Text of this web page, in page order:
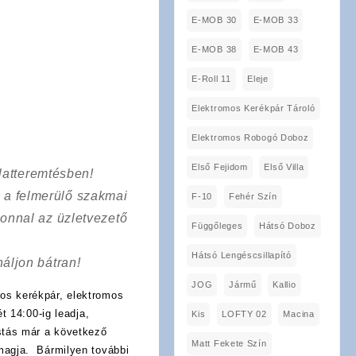
felmerülő szakmai
az üzletvezető
bátran!
kerékpár, elektromos
14:00-ig leadja,
már a következő
Bármilyen további
E-MOB 30 E-MOB 33
E-MOB 38 E-MOB 43
E-Roll 11 Eleje
Elektromos Kerékpár Tároló
Elektromos Robogó Doboz
Első Fejidom Első Villa
F-10 Fehér Szín
Függőleges Hátsó Doboz
Hátsó Lengéscsillapító
JOG Jármű Kallio
Kis LOFTY 02 Macina
Matt Fekete Szín